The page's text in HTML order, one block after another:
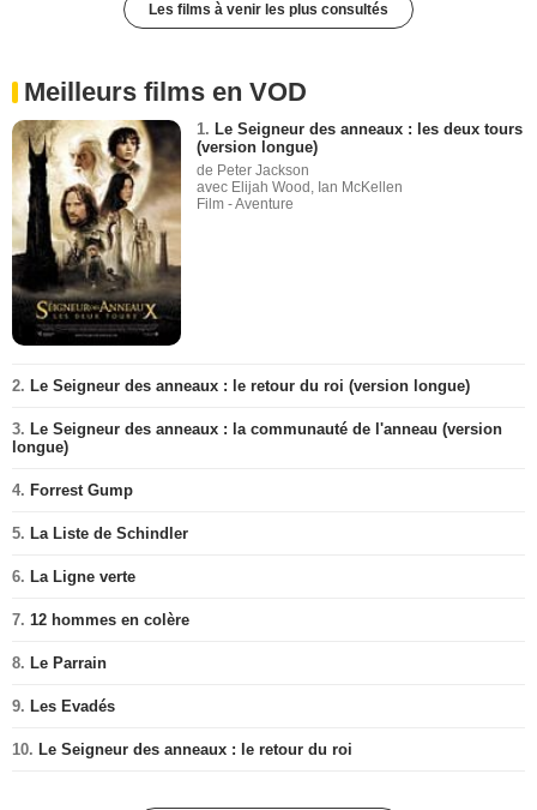
Les films à venir les plus consultés
Meilleurs films en VOD
1. Le Seigneur des anneaux : les deux tours
(version longue)
de Peter Jackson
avec Elijah Wood, Ian McKellen
Film - Aventure
2. Le Seigneur des anneaux : le retour du roi (version longue)
3. Le Seigneur des anneaux : la communauté de l'anneau (version
longue)
4. Forrest Gump
5. La Liste de Schindler
6. La Ligne verte
7. 12 hommes en colère
8. Le Parrain
9. Les Evadés
10. Le Seigneur des anneaux : le retour du roi